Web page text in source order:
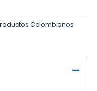
Colombianos